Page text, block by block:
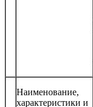
Наименование,
характеристики и